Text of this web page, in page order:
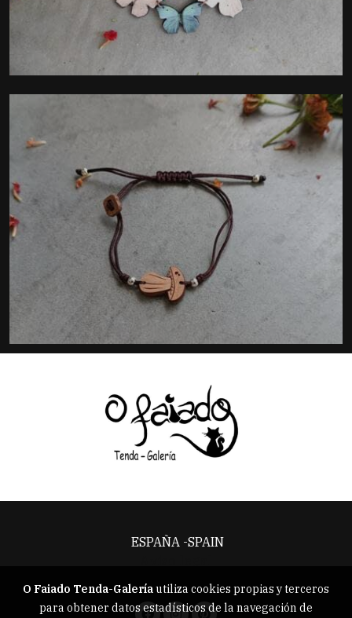
ESPAÑA -SPAIN
O Faiado Tenda-Galeríautiliza cookies propias y terceros
para obtener datos estadísticos de la navegación de